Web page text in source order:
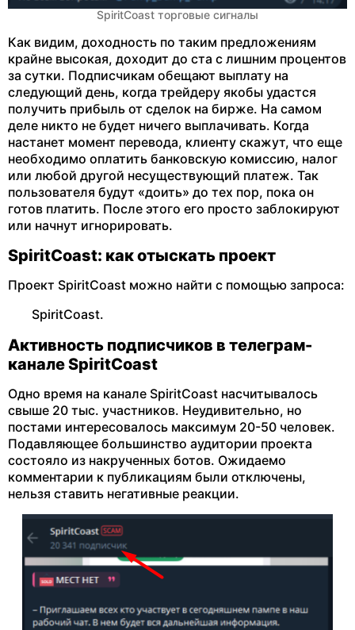
SpiritCoast торговые сигналы
Как видим, доходность по таким предложениям
крайне высокая, доходит до ста с лишним процентов
за сутки. Подписчикам обещают выплату на
следующий день, когда трейдеру якобы удастся
получить прибыль от сделок на бирже. На самом
деле никто не будет ничего выплачивать. Когда
настанет момент перевода, клиенту скажут, что еще
необходимо оплатить банковскую комиссию, налог
или любой другой несуществующий платеж. Так
пользователя будут «доить» до тех пор, пока он
готов платить. После этого его просто заблокируют
или начнут игнорировать.
SpiritCoast: как отыскать проект
Проект SpiritCoast можно найти с помощью запроса:
SpiritCoast.
Активность подписчиков в телеграм-
канале SpiritCoast
Одно время на канале SpiritCoast насчитывалось
свыше 20 тыс. участников. Неудивительно, но
постами интересовалось максимум 20-50 человек.
Подавляющее большинство аудитории проекта
состояло из накрученных ботов. Ожидаемо
комментарии к публикациям были отключены,
нельзя ставить негативные реакции.